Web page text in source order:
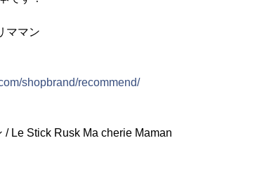
ママン
shopbrand/recommend/
Le Stick Rusk Ma cherie Maman